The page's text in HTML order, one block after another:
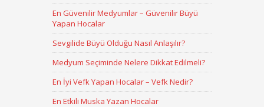
En Güvenilir Medyumlar – Güvenilir Büyü
Yapan Hocalar
Sevgilide Büyü Olduğu Nasıl Anlaşılır?
Medyum Seçiminde Nelere Dikkat Edilmeli?
En İyi Vefk Yapan Hocalar – Vefk Nedir?
En Etkili Muska Yazan Hocalar